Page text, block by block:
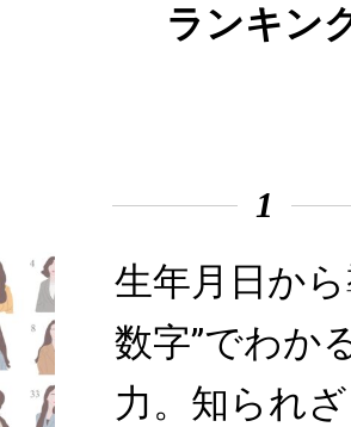
ランキン
1
生年月日か
数字”でわか
力。知られ